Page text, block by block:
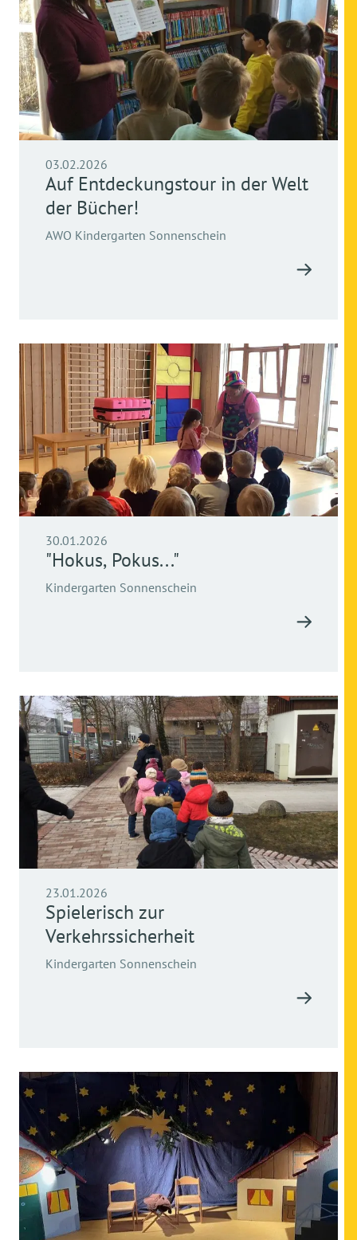
03.02.2026
Auf Entdeckungstour in der Welt
der Bücher!
AWO Kindergarten Sonnenschein
30.01.2026
"Hokus, Pokus..."
Kindergarten Sonnenschein
23.01.2026
Spielerisch zur
Verkehrssicherheit
Kindergarten Sonnenschein